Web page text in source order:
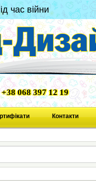
час війни
+38 068 397 12 19
Контакти